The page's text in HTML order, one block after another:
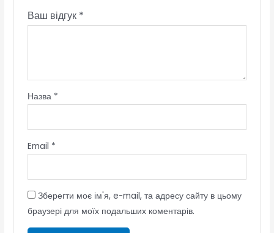
Ваш відгук *
Назва *
Email *
Зберегти моє ім'я, e-mail, та адресу сайту в цьому
браузері для моїх подальших коментарів.